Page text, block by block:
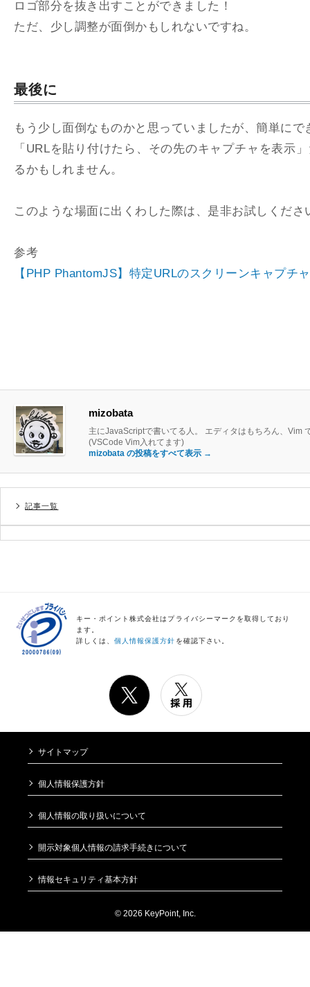
ロゴ部分を抜き出すことができました！
ただ、少し調整が面倒かもしれないですね。
最後に
もう少し面倒なものかと思っていましたが、簡単に
「URLを貼り付けたら、その先のキャプチャを表示
るかもしれません。
このような場面に出くわした際は、是非お試しくださ
参考
【PHP PhantomJS】特定URLのスクリーンキャプチ
mizobata
主にJavaScriptで書いてる人。 エディタはもちろん、Vim
(VSCode Vim入れてます)
mizobata の投稿をすべて表示 →
記事一覧
キー・ポイント株式会社はプライバシーマークを取得しており
ます。
詳しくは、個人情報保護方針 を確認下さい。
サイトマップ
個人情報保護方針
個人情報の取り扱いについて
開示対象個人情報の請求手続きについて
情報セキュリティ基本方針
© 2026 KeyPoint, Inc.